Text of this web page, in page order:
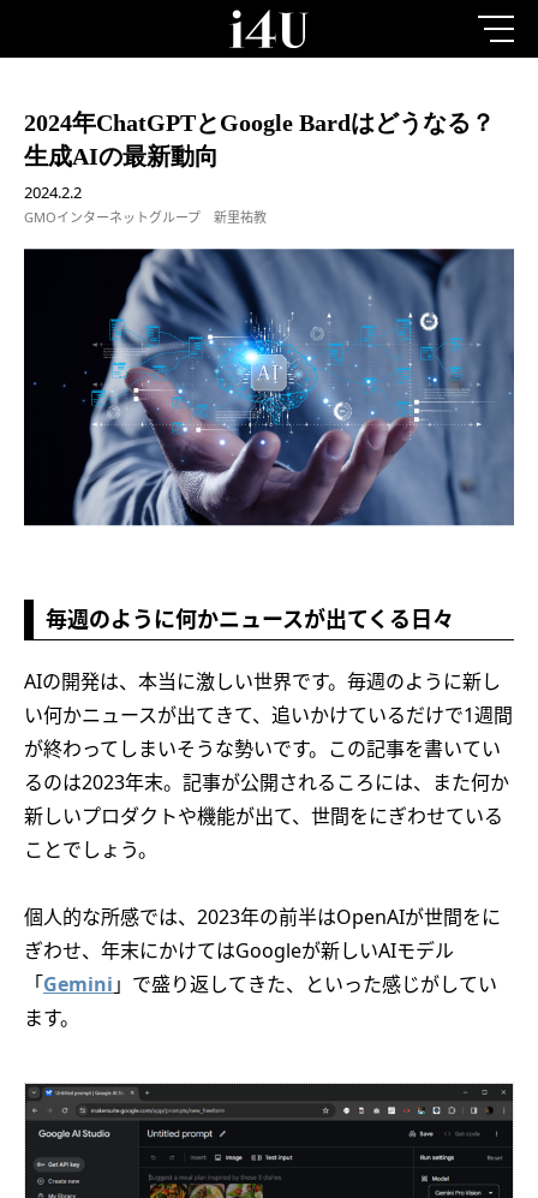
2024年ChatGPTとGoogle Bardはどうなる？
生成AIの最新動向
2024.2.2
GMOインターネットグループ 新里祐教
毎週のように何かニュースが出てくる日々
AIの開発は、本当に激しい世界です。毎週のように新し
い何かニュースが出てきて、追いかけているだけで1週間
が終わってしまいそうな勢いです。この記事を書いてい
るのは2023年末。記事が公開されるころには、また何か
新しいプロダクトや機能が出て、世間をにぎわせている
ことでしょう。
個人的な所感では、2023年の前半はOpenAIが世間をに
ぎわせ、年末にかけてはGoogleが新しいAIモデル
「Gemini 」で盛り返してきた、といった感じがしてい
ます。